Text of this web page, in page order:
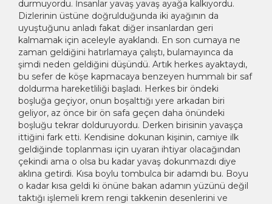
durmuyordu. İnsanlar yavaş yavaş ayağa kalkıyordu.
Dizlerinin üstüne doğrulduğunda iki ayağının da
uyuştuğunu anladı fakat diğer insanlardan geri
kalmamak için aceleyle ayaklandı. En son cumaya ne
zaman geldiğini hatırlamaya çalıştı, bulamayınca da
şimdi neden geldiğini düşündü. Artık herkes ayaktaydı,
bu sefer de köşe kapmacaya benzeyen hummalı bir saf
doldurma hareketliliği başladı. Herkes bir öndeki
boşluğa geçiyor, onun boşalttığı yere arkadan biri
geliyor, az önce bir ön safa geçen daha önündeki
boşluğu tekrar dolduruyordu. Derken birisinin yavaşça
ittiğini fark etti. Kendisine dokunan kişinin, camiye ilk
geldiğinde toplanması için uyaran ihtiyar olacağından
çekindi ama o olsa bu kadar yavaş dokunmazdı diye
aklına getirdi. Kısa boylu tombulca bir adamdı bu. Boyu
o kadar kısa geldi ki önüne bakan adamın yüzünü değil
taktığı işlemeli krem rengi takkenin desenlerini ve